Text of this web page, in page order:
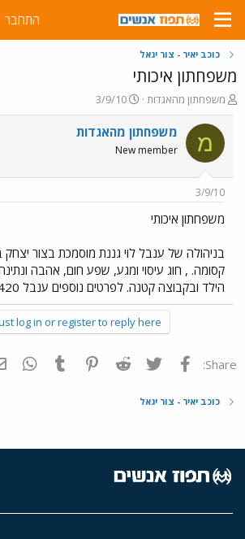
התחבר
כוכב יאיר - צור יגאל
משפחתון איכותי
פ
ו
ת
ח
ה
ו
ש
א
משפחתון מהאגדות
פ
ו
ר
ם
3/9/10
מ משפחתון מהאגדות
New member
3/9/10
משפחתון איכותי
בניהולה של ענבל לוי גננת מוסמכת בצור יצחק
קסומה. , חוג עיסוי ומגע, שפע חום, אהבה
הילד ובקבוצה קטנה. לפרטים נוספים ענבל 054-3116420
log in or register to reply here.
Share: פייסבוק Twitter
Reddit
Pinterest
Tumblr
כוכב יאיר - צור יגאל